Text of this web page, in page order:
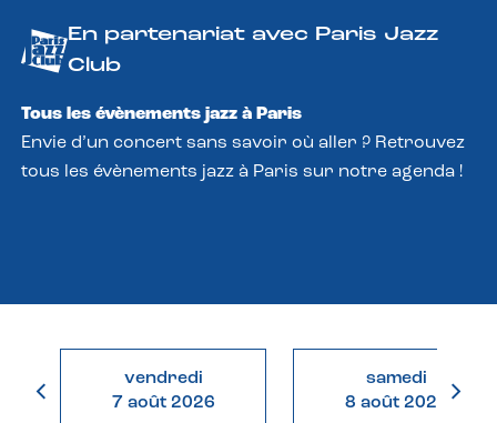
En partenariat avec Paris Jazz
Club
Tous les évènements jazz à Paris
Envie d’un concert sans savoir où aller ? Retrouvez
tous les évènements jazz à Paris sur notre agenda !
vendredi
7 août 2026
samedi
8 août 2026